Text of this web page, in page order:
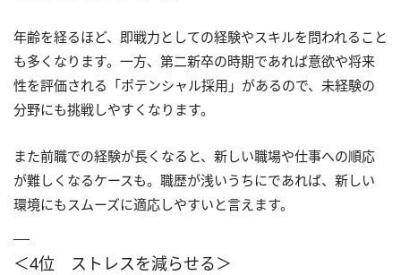
年齢を経るほど、即戦力としての経験やスキルを問われること
も多くなります。一方、第二新卒の時期であれば意欲や将来
性を評価される「ポテンシャル採用」があるので、未経験の
分野にも挑戦しやすくなります。
また前職での経験が長くなると、新しい職場や仕事への順応
が難しくなるケースも。職歴が浅いうちにであれば、新しい
環境にもスムーズに適応しやすいと言えます。
＜4位 ストレスを減らせる＞